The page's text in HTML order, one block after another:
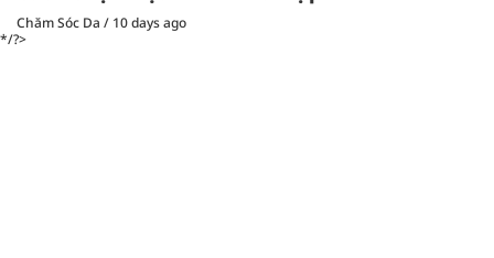
Chăm Sóc Da / 10 days ago
*/?>